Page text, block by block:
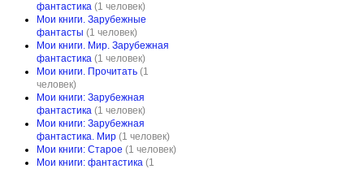
фантастика (1 человек)
Мои книги. Зарубежные
фантасты (1 человек)
Мои книги. Мир. Зарубежная
фантастика (1 человек)
Мои книги. Прочитать (1
человек)
Мои книги: Зарубежная
фантастика (1 человек)
Мои книги: Зарубежная
фантастика. Мир (1 человек)
Мои книги: Старое (1 человек)
Мои книги: фантастика (1